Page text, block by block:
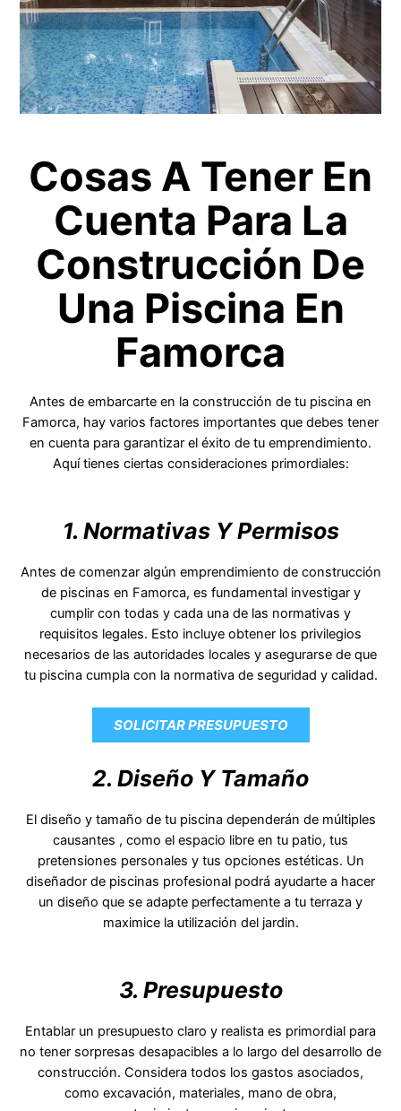
Cosas A Tener En
Cuenta Para La
Construcción De
Una Piscina En
Famorca
Antes de embarcarte en la construcción de tu piscina en
Famorca, hay varios factores importantes que debes tener
en cuenta para garantizar el éxito de tu emprendimiento.
Aquí tienes ciertas consideraciones primordiales:
1. Normativas Y Permisos
Antes de comenzar algún emprendimiento de construcción
de piscinas en Famorca, es fundamental investigar y
cumplir con todas y cada una de las normativas y
requisitos legales. Esto incluye obtener los privilegios
necesarios de las autoridades locales y asegurarse de que
tu piscina cumpla con la normativa de seguridad y calidad.
SOLICITAR PRESUPUESTO
2. Diseño Y Tamaño
El diseño y tamaño de tu piscina dependerán de múltiples
causantes , como el espacio libre en tu patio, tus
pretensiones personales y tus opciones estéticas. Un
diseñador de piscinas profesional podrá ayudarte a hacer
un diseño que se adapte perfectamente a tu terraza y
maximice la utilización del jardin.
3. Presupuesto
Entablar un presupuesto claro y realista es primordial para
no tener sorpresas desapacibles a lo largo del desarrollo de
construcción. Considera todos los gastos asociados,
como excavación, materiales, mano de obra,